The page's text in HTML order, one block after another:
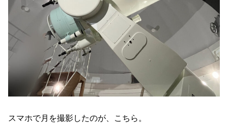
スマホで月を撮影したのが、こちら。